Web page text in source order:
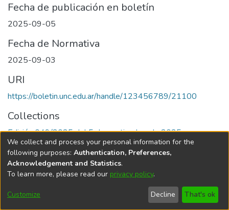
Fecha de publicación en boletín
2025-09-05
Fecha de Normativa
2025-09-03
URI
https://boletin.unc.edu.ar/handle/123456789/21100
Collections
Edición 049/2025 del 5 de septiembre de 2025
Universidad Nacional de Córdoba
We collect and process your personal information for the
following purposes: Authentication, Preferences,
Acknowledgement and Statistics.
To learn more, please read our privacy policy.
Customize Decline That's ok